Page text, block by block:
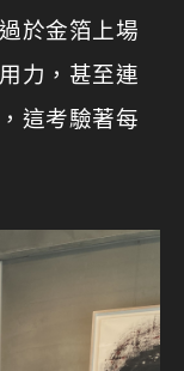
於金箔上場
力，甚至連
這考驗著每